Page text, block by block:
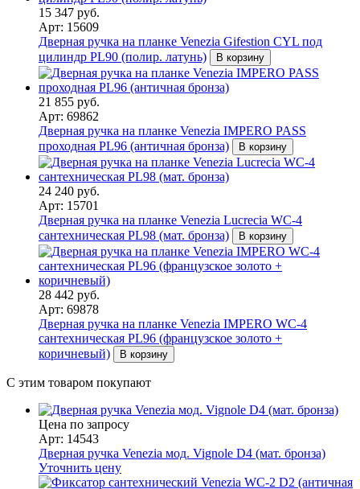
15 347 руб.
Арт: 15609
Дверная ручка на планке Venezia Gifestion CYL под
цилиндр PL90 (полир. латунь)
В корзину
21 855 руб.
Арт: 69862
Дверная ручка на планке Venezia IMPERO PASS
проходная PL96 (античная бронза)
В корзину
24 240 руб.
Арт: 15701
Дверная ручка на планке Venezia Lucrecia WC-4
сантехническая PL98 (мат. бронза)
В корзину
28 442 руб.
Арт: 69878
Дверная ручка на планке Venezia IMPERO WC-4
сантехническая PL96 (французcкое золото +
коричневый)
В корзину
С этим товаром покупают
Цена по запросу
Арт: 14543
Дверная ручка Venezia мод. Vignole D4 (мат. бронза)
Уточнить цену